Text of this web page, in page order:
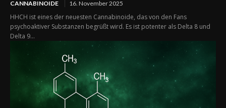
CANNABINOIDE 16. November 2025
HHCH ist eines der neuesten Cannabinoide, das von den Fans
psychoaktiver Substanzen begrüßt wird. Es ist potenter als Delta 8 und
Delta 9...